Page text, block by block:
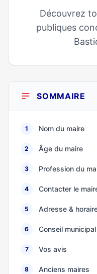
Découvrez
publiques
SOMMAIRE
1 Nom du maire
2 Âge du maire
3 Profession du
4 Contacter le
5 Adresse &
6 Conseil municipal
7 Vos avis
8 Anciens maires